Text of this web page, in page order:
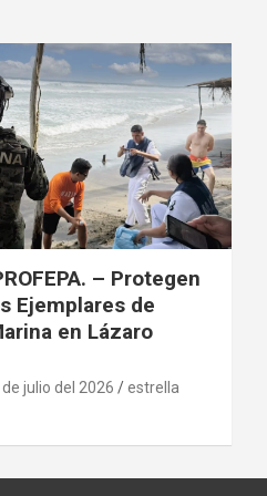
– Protegen
Ejemplares de
en Lázaro
julio del 2026 estrella